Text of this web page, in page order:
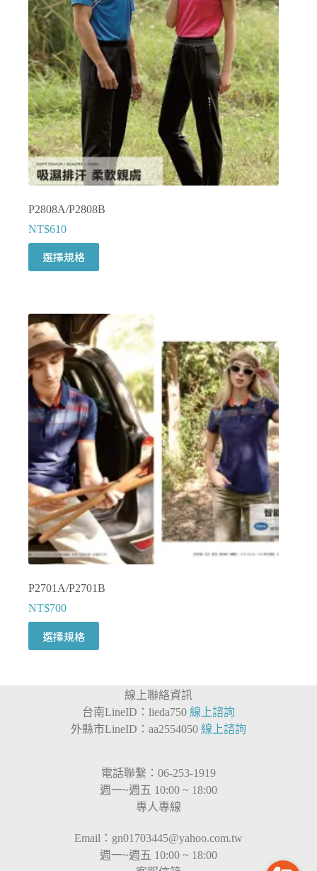
可
在
產
品
頁
面
選
擇
選
項
P2808A/P2808B
NT$610
選擇規格
產
多
種
款
式。
可
在
產
面
選
擇
選
項
P2701A/P2701B
NT$700
選擇規格
產
線上聯絡資訊
台南LineID：lieda750 線上諮詢
外縣市LineID：aa2554050 線上諮詢
電話聯繫：06-253-1919
週一~週五 10:00 ~ 18:00
專人專線
Email： gn01703445@yahoo.com.tw
週一~週五 10:00 ~ 18:00